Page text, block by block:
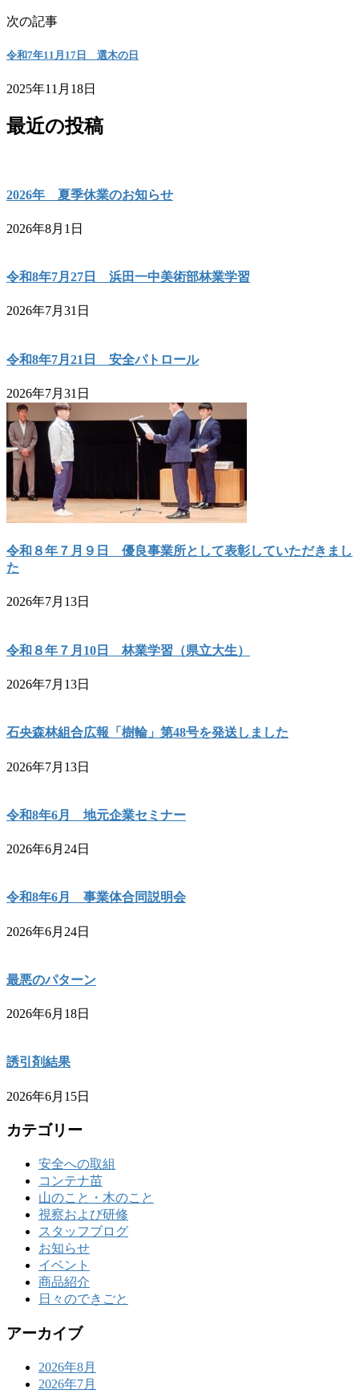
次の記事
令和7年11月17日 選木の日
2025年11月18日
最近の投稿
2026年 夏季休業のお知らせ
2026年8月1日
令和8年7月27日 浜田一中美術部林業学習
2026年7月31日
令和8年7月21日 安全パトロール
2026年7月31日
令和８年７月９日 優良事業所として表彰していただきまし
た
2026年7月13日
令和８年７月10日 林業学習（県立大生）
2026年7月13日
石央森林組合広報「樹輪」第48号を発送しました
2026年7月13日
令和8年6月 地元企業セミナー
2026年6月24日
令和8年6月 事業体合同説明会
2026年6月24日
最悪のパターン
2026年6月18日
誘引剤結果
2026年6月15日
カテゴリー
安全への取組
コンテナ苗
山のこと・木のこと
視察および研修
スタッフブログ
お知らせ
イベント
商品紹介
日々のできごと
アーカイブ
2026年8月
2026年7月